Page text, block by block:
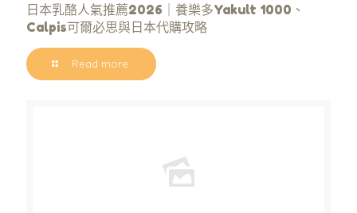
日本乳酪人氣推薦2026｜養樂多Yakult 1000、
Calpis可爾必思與日本代購攻略
Read more